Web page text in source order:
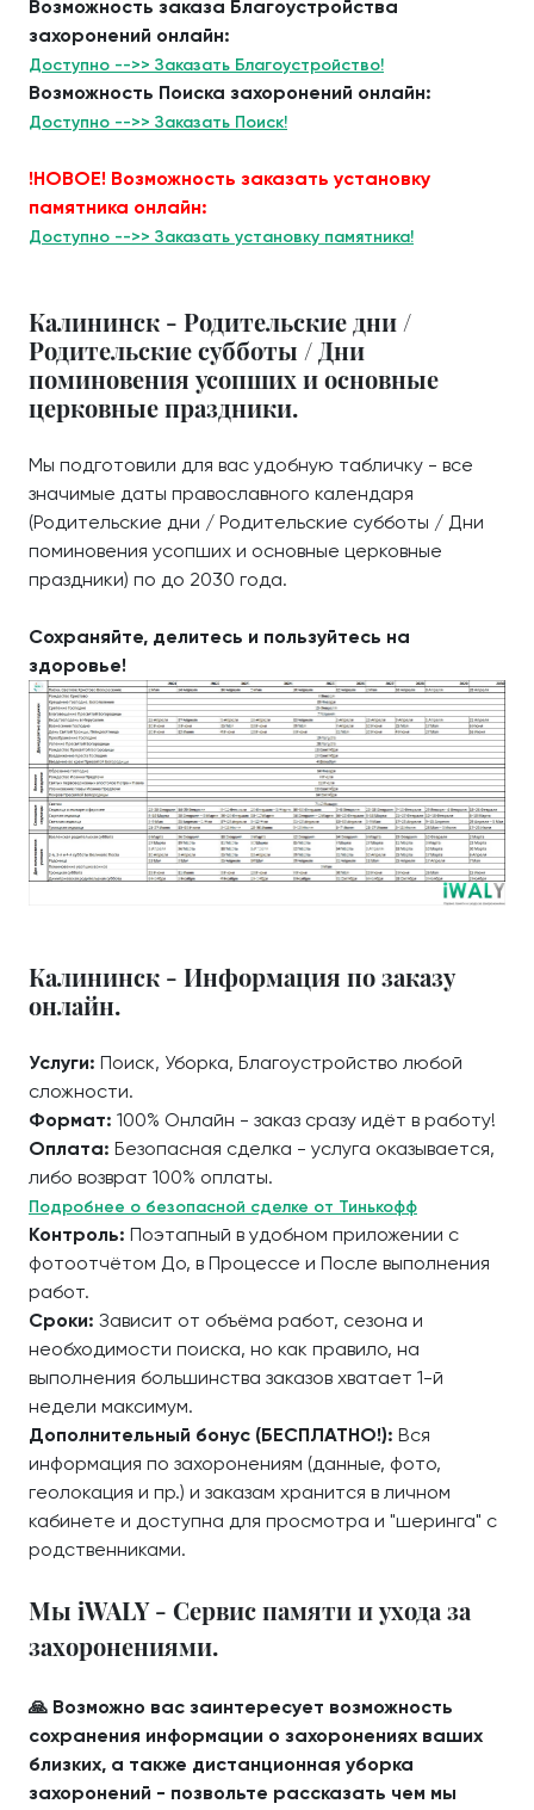
Возможность заказа Благоустройства
захоронений онлайн:
Доступно -->> Заказать Благоустройство!
Возможность Поиска захоронений онлайн:
Доступно -->> Заказать Поиск!
!НОВОЕ! Возможность заказать установку
памятника онлайн:
Доступно -->> Заказать установку памятника!
Калининск - Родительские дни /
Родительские субботы / Дни
поминовения усопших и основные
церковные праздники.
Мы подготовили для вас удобную табличку - все
значимые даты православного календаря
(Родительские дни / Родительские субботы / Дни
поминовения усопших и основные церковные
праздники) по до 2030 года.
Сохраняйте, делитесь и пользуйтесь на
здоровье!
Калининск - Информация по заказу
онлайн.
Услуги: Поиск, Уборка, Благоустройство любой
сложности.
Формат: 100% Онлайн - заказ сразу идёт в работу!
Оплата: Безопасная сделка - услуга оказывается,
либо возврат 100% оплаты.
Подробнее о безопасной сделке от Тинькофф
Контроль: Поэтапный в удобном приложении с
фотоотчётом До, в Процессе и После выполнения
работ.
Сроки: Зависит от объёма работ, сезона и
необходимости поиска, но как правило, на
выполнения большинства заказов хватает 1-й
недели максимум.
Дополнительный бонус (БЕСПЛАТНО!): Вся
информация по захоронениям (данные, фото,
геолокация и пр.) и заказам хранится в личном
кабинете и доступна для просмотра и "шеринга" с
родственниками.
Мы iWALY - Сервис памяти и ухода за
захоронениями.
🙏 Возможно вас заинтересует возможность
сохранения информации о захоронениях ваших
близких, а также дистанционная уборка
захоронений - позвольте рассказать чем мы